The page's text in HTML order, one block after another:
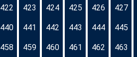
422 423 424 425 426 427
440 441 442 443 444 445
458 459 460 461 462 463